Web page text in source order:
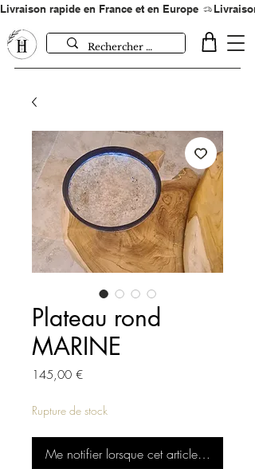
Livraison rapide en France et en Europe
Plateau rond
MARINE
145,00 €Prix
Rupture de stock
Me notifier lorsque cet article est